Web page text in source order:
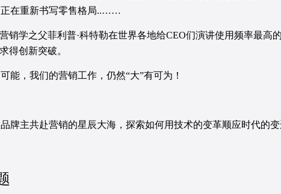
正在重新书写零售格局..……
销学之父菲利普·科特勒在世界各地给CEO们演讲使用频率最高
得创新突破。
能，我们的营销工作，仍然“大”有可为！
牌主共赴营销的星辰大海，探索如何用技术的变革顺应时代的